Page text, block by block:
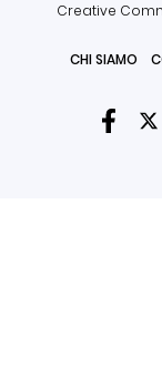
Creative
CHI SIAMO